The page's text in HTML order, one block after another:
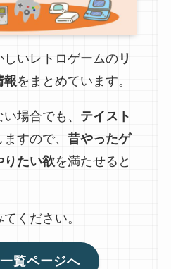
いレトロゲームのリ
報をまとめています。
場合でも、 テイスト
ますので、 昔やったゲ
りたい欲を満たせると
ください。
覧ページへ